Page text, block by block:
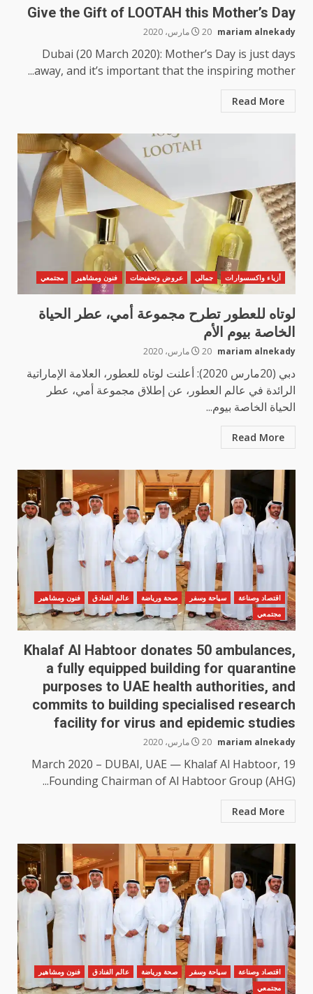
Give the Gift of LOOTAH this Mother’s Day
mariam alnekady 20 مارس، 2020
Dubai (20 March 2020): Mother’s Day is just days
away, and it’s important that the inspiring mother...
Read More
أزياء واكسسوارات جمالي عروض وتحفيضات فنون ومشاهير مجتمعي
لوتاه للعطور تطرح مجموعة أمي، عطر الحياة
الخاصة بيوم الأم
mariam alnekady 20 مارس، 2020
دبي (20مارس 2020): أعلنت لوتاه للعطور، العلامة الإماراتية
الرائدة في عالم العطور، عن إطلاق مجموعة أمي، عطر
الحياة الخاصة بيوم...
Read More
اقتصاد وصناعة سياحة وسفر صحة ورياضة عالم الفنادق
فنون ومشاهير
مجتمعي
Khalaf Al Habtoor donates 50 ambulances,
a fully equipped building for quarantine
purposes to UAE health authorities, and
commits to building specialised research
facility for virus and epidemic studies
mariam alnekady 20 مارس، 2020
19 March 2020 – DUBAI, UAE — Khalaf Al Habtoor,
Founding Chairman of Al Habtoor Group (AHG)...
Read More
اقتصاد وصناعة سياحة وسفر صحة ورياضة عالم الفنادق
فنون ومشاهير
مجتمعي